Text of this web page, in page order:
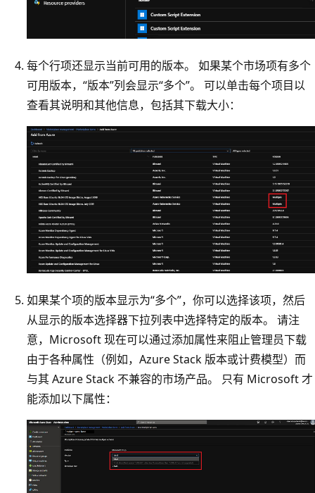
每个行项还显示当前可用的版本。 如果某个市场项有多个
可用版本，“版本”列会显示“多个”。
可以单击每个项目以
查看其说明和其他信息，包括其下载大小：
如果某个项的版本显示为“多个”，你可以选择该项，然后
从显示的版本选择器下拉列表中选择特定的版本。 请注
意，Microsoft 现在可以通过添加属性来阻止管理员下载
由于各种属性（例如，Azure Stack 版本或计费模型）而
与其 Azure Stack 不兼容的市场产品。 只有 Microsoft 才
能添加以下属性：